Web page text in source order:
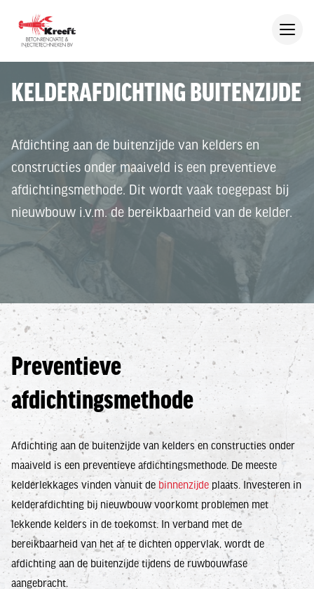
KELDERAFDICHTING BUITENZIJDE
Afdichting aan de buitenzijde van kelders en
constructies onder maaiveld is een preventieve
afdichtingsmethode. Dit wordt vaak toegepast bij
nieuwbouw i.v.m. de bereikbaarheid van de kelder.
Preventieve
afdichtingsmethode
Afdichting aan de buitenzijde van kelders en constructies onder
maaiveld is een preventieve afdichtingsmethode. De meeste
kelderlekkages vinden vanuit de binnenzijde plaats. Investeren in
kelderafdichting bij nieuwbouw voorkomt problemen met
lekkende kelders in de toekomst. In verband met de
bereikbaarheid van het af te dichten oppervlak, wordt de
afdichting aan de buitenzijde tijdens de ruwbouwfase
aangebracht.